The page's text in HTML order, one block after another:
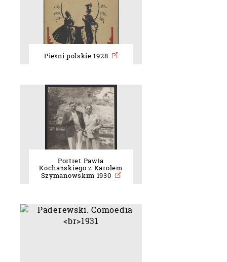
Pieśni polskie 1928
Portret Pawła
Kochańskiego z Karolem
Szymanowskim 1930